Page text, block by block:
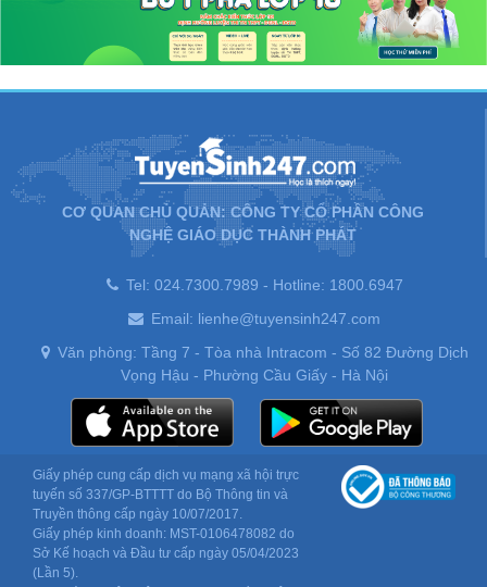
CƠ QUAN CHỦ QUẢN: CÔNG TY CỔ PHẦN CÔNG
NGHỆ GIÁO DỤC THÀNH PHÁT
Tel: 024.7300.7989 - Hotline: 1800.6947
Email: lienhe@tuyensinh247.com
Văn phòng: Tầng 7 - Tòa nhà Intracom - Số 82 Đường Dịch
Vọng Hậu - Phường Cầu Giấy - Hà Nội
Giấy phép cung cấp dịch vụ mạng xã hội trực
tuyến số 337/GP-BTTTT do Bộ Thông tin và
Truyền thông cấp ngày 10/07/2017.
Giấy phép kinh doanh: MST-0106478082 do
Sở Kế hoạch và Đầu tư cấp ngày 05/04/2023
(Lần 5).